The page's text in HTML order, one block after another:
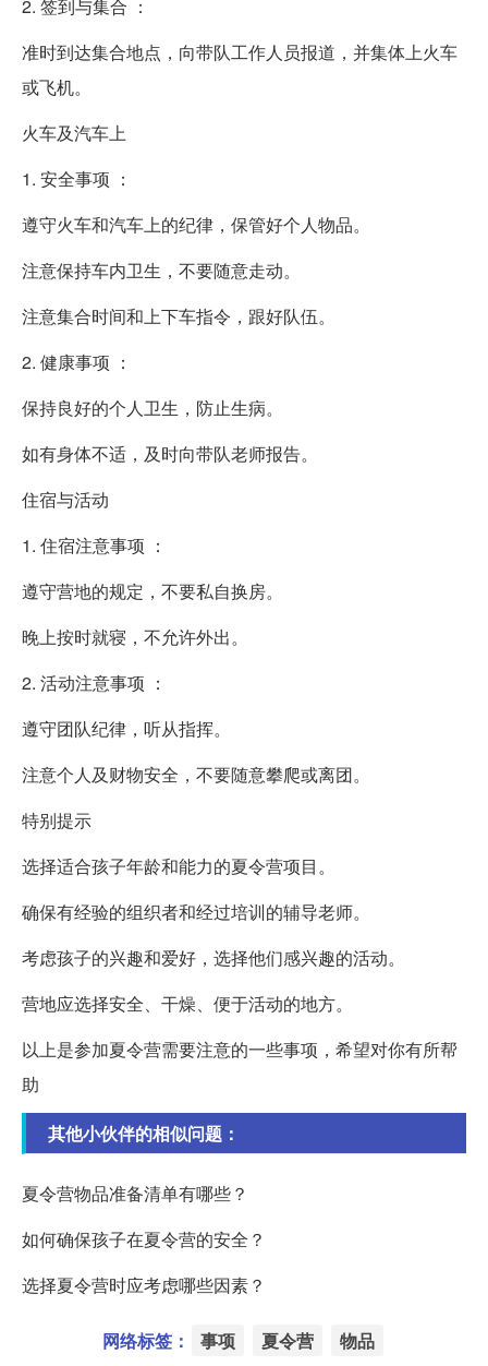
2. 签到与集合 ：
准时到达集合地点，向带队工作人员报道，并集体上火车
或飞机。
火车及汽车上
1. 安全事项 ：
遵守火车和汽车上的纪律，保管好个人物品。
注意保持车内卫生，不要随意走动。
注意集合时间和上下车指令，跟好队伍。
2. 健康事项 ：
保持良好的个人卫生，防止生病。
如有身体不适，及时向带队老师报告。
住宿与活动
1. 住宿注意事项 ：
遵守营地的规定，不要私自换房。
晚上按时就寝，不允许外出。
2. 活动注意事项 ：
遵守团队纪律，听从指挥。
注意个人及财物安全，不要随意攀爬或离团。
特别提示
选择适合孩子年龄和能力的夏令营项目。
确保有经验的组织者和经过培训的辅导老师。
考虑孩子的兴趣和爱好，选择他们感兴趣的活动。
营地应选择安全、干燥、便于活动的地方。
以上是参加夏令营需要注意的一些事项，希望对你有所帮
助
其他小伙伴的相似问题：
夏令营物品准备清单有哪些？
如何确保孩子在夏令营的安全？
选择夏令营时应考虑哪些因素？
网络标签： 事项 夏令营 物品